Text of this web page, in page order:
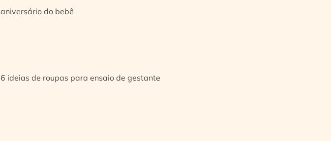
aniversário do bebê
6 ideias de roupas para ensaio de gestante